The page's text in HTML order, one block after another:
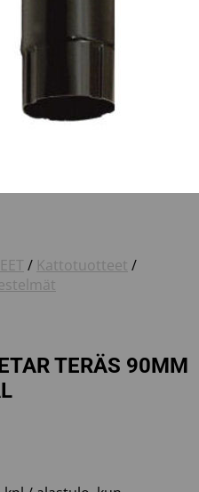
/ Kattotuotteet /
TERÄS 90MM